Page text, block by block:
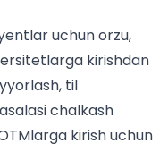
uchunorzu,
kirishdan
til
chalkash
kirish uchun